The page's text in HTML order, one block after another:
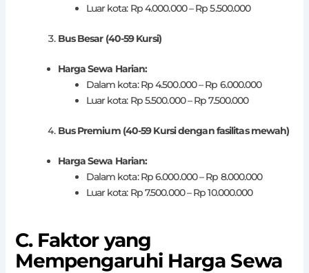
Luar kota: Rp 4.000.000 – Rp 5.500.000
Bus Besar (40-59 Kursi)
Harga Sewa Harian:
Dalam kota: Rp 4.500.000 – Rp 6.000.000
Luar kota: Rp 5.500.000 – Rp 7.500.000
Bus Premium (40-59 Kursi dengan fasilitas mewah)
Harga Sewa Harian:
Dalam kota: Rp 6.000.000 – Rp 8.000.000
Luar kota: Rp 7.500.000 – Rp 10.000.000
C. Faktor yang
Mempengaruhi Harga Sewa